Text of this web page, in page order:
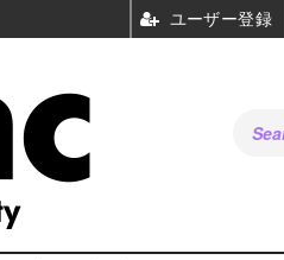
ユーザー登録